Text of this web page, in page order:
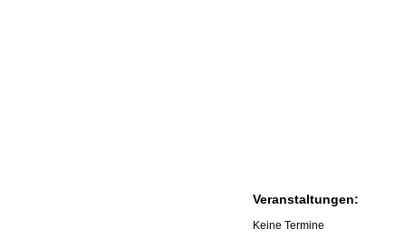
Veranstaltungen:
Keine Termine